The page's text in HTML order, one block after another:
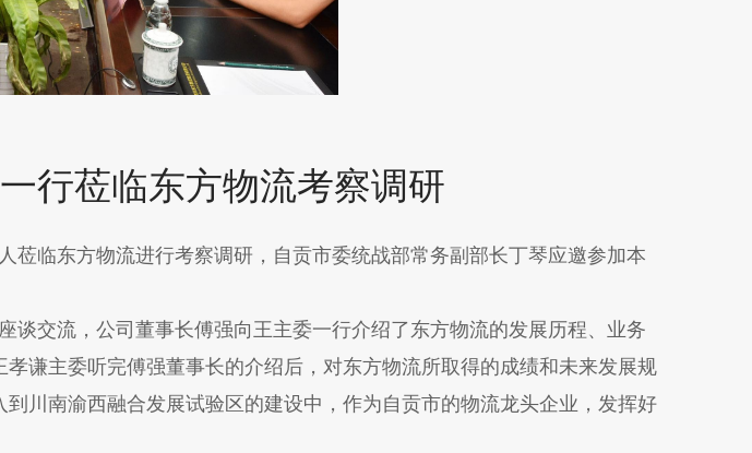
行莅临东方物流考察调研
临东方物流进行考察调研，自贡市委统战部常务副部长丁琴应邀参加本
交流，公司董事长傅强向王主委一行介绍了东方物流的发展历程、业务
谦主委听完傅强董事长的介绍后，对东方物流所取得的成绩和未来发展规
川南渝西融合发展试验区的建设中，作为自贡市的物流龙头企业，发挥好